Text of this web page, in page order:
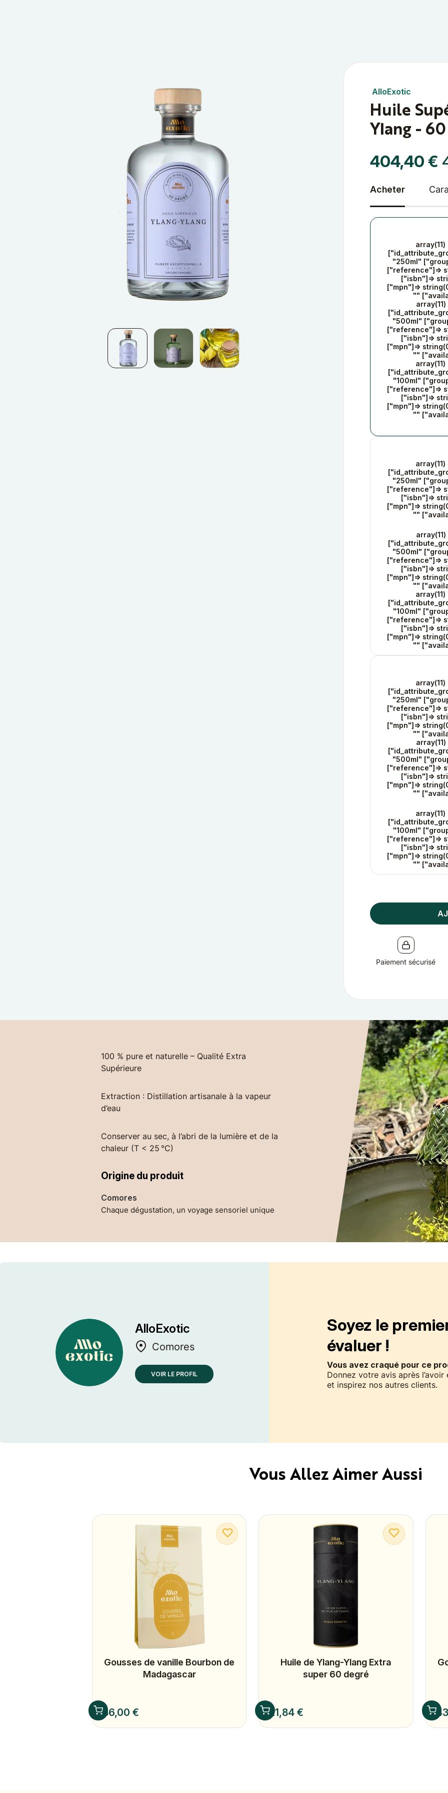
AlloExotic
Huile
Ylang -
404,40 €
Acheter
"250ml"
["reference"]=>
["isbn"]=>
["mpn"]=>
""
"500ml"
["reference"]=>
["isbn"]=>
["mpn"]=>
""
"100ml"
["reference"]=>
["isbn"]=>
["mpn"]=>
""
"250ml"
["reference"]=>
["isbn"]=>
["mpn"]=>
""
"500ml"
["reference"]=>
["isbn"]=>
["mpn"]=>
""
"100ml"
["reference"]=>
["isbn"]=>
["mpn"]=>
""
"250ml"
["reference"]=>
["isbn"]=>
["mpn"]=>
""
"500ml"
["reference"]=>
["isbn"]=>
["mpn"]=>
""
"100ml"
["reference"]=>
["isbn"]=>
["mpn"]=>
""
Paiement sécurisé
100 % pure et naturelle – Qualité Extra
Supérieure
Extraction : Distillation artisanale à la vapeur
d’eau
Conserver au sec, à l’abri de la lumière et de la
chaleur (T < 25 °C)
Origine du produit
Comores
Chaque dégustation, un voyage sensoriel unique
AlloExotic
Comores
VOIR LE PROFIL
Soyez le
évaluer !
Vous avez craqué pour ce
Donnez votre avis après l’avoir
et inspirez nos autres clients.
Vous Allez Aimer Aussi
Gousses de vanille Bourbon de
Madagascar
Prix
36,00 €
Huile de Ylang-Ylang Extra
super 60 degré
Prix
21,84 € Prix